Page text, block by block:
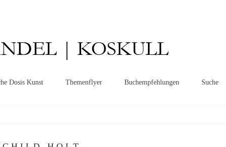
| KOSKULL
Dosis Kunst Themenflyer Buchempfehlungen Suche